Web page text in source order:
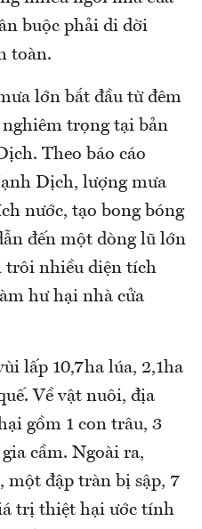
buộc phải di dời
toàn.
lớn bắt đầu từ đêm
trọng tại bản
Theo báo cáo
Dịch, lượng mưa
nước, tạo bong bóng
đến một dòng lũ lớn
trôi nhiều diện tích
hư hại nhà cửa
lấp 10,7ha lúa, 2,1ha
Về vật nuôi, địa
gồm 1 con trâu, 3
cầm. Ngoài ra,
một đập tràn bị sập, 7
trị thiệt hại ước tính